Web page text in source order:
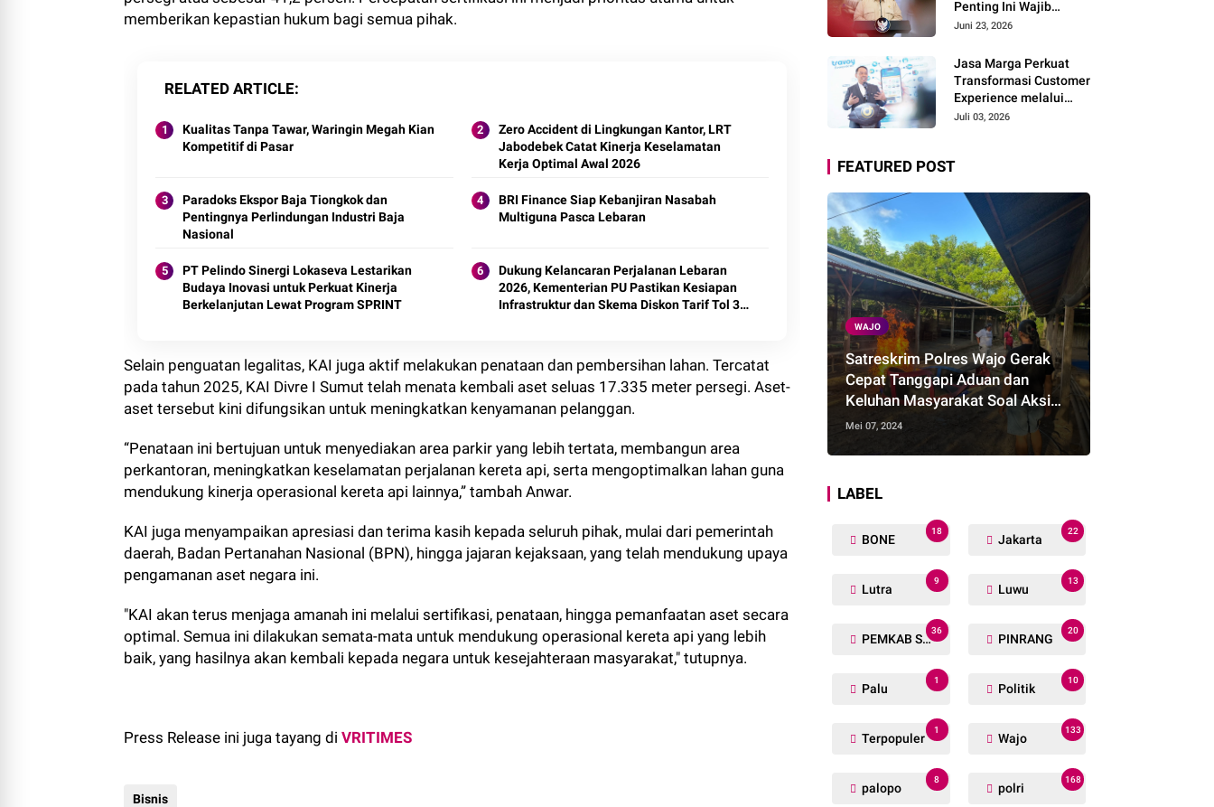
memberikan kepastian hukum bagi semua pihak.
RELATED ARTICLE
Kualitas Tanpa Tawar, Waringin Megah Kian
Kompetitif di Pasar
Zero Accident di Lingkungan Kantor, LRT
Jabodebek Catat Kinerja Keselamatan
Kerja Optimal Awal 2026
Paradoks Ekspor Baja Tiongkok dan
Pentingnya Perlindungan Industri Baja
Nasional
BRI Finance Siap Kebanjiran Nasabah
Multiguna Pasca Lebaran
PT Pelindo Sinergi Lokaseva Lestarikan
Budaya Inovasi untuk Perkuat Kinerja
Berkelanjutan Lewat Program SPRINT
Dukung Kelancaran Perjalanan Lebaran
2026, Kementerian PU Pastikan Kesiapan
Infrastruktur dan Skema Diskon Tarif Tol 30
Selain penguatan legalitas, KAI juga aktif melakukan penataan dan pembersihan lahan. Tercatat
pada tahun 2025, KAI Divre I Sumut telah menata kembali aset seluas 17.335 meter persegi. Aset-
aset tersebut kini difungsikan untuk meningkatkan kenyamanan pelanggan.
“Penataan ini bertujuan untuk menyediakan area parkir yang lebih tertata, membangun area
perkantoran, meningkatkan keselamatan perjalanan kereta api, serta mengoptimalkan lahan guna
mendukung kinerja operasional kereta api lainnya,” tambah Anwar.
KAI juga menyampaikan apresiasi dan terima kasih kepada seluruh pihak, mulai dari pemerintah
daerah, Badan Pertanahan Nasional (BPN), hingga jajaran kejaksaan, yang telah mendukung upaya
pengamanan aset negara ini.
"KAI akan terus menjaga amanah ini melalui sertifikasi, penataan, hingga pemanfaatan aset secara
optimal. Semua ini dilakukan semata-mata untuk mendukung operasional kereta api yang lebih
baik, yang hasilnya akan kembali kepada negara untuk kesejahteraan masyarakat," tutupnya.
Press Release ini juga tayang di VRITIMES
Bisnis
Penting Ini Wajib
Diketahui Pengusaha
Juni 23, 2026
Jasa Marga Perkuat
Transformasi Customer
Experience melalui
Expert Sharing Session
Juli 03, 2026
FEATURED POST
WAJO
Satreskrim Polres Wajo Gerak
Cepat Tanggapi Aduan dan
Keluhan Masyarakat Soal Aksi
Perjudian
Mei 07, 2024
LABEL
BONE
18
Jakarta
22
Lutra
9
Luwu
13
PEMKAB SOPPENG
36
PINRANG
20
Palu
1
Politik
10
Terpopuler
1
Wajo
133
palopo
8
polri
168